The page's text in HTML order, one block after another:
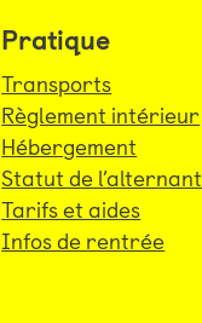
Pratique
Transports
Règlement intérieur
Hébergement
Statut de l’alternant
Tarifs et aides
Infos de rentrée